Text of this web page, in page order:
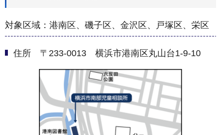
対象区域：港南区、磯子区、金沢区、戸塚区、栄区
住所 〒233-0013 横浜市港南区丸山台1-9-10